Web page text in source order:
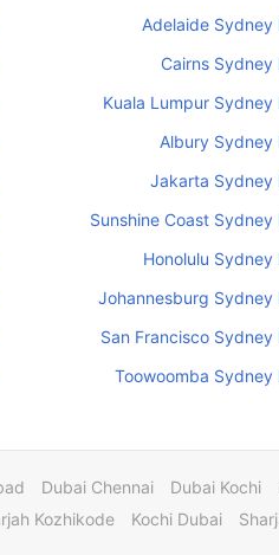
Adelaide Sydney
Cairns Sydney
Kuala Lumpur Sydney
Albury Sydney
Jakarta Sydney
Sunshine Coast Sydney
Honolulu Sydney
Johannesburg Sydney
San Francisco Sydney
Toowoomba Sydney
Dubai Kochi
Dubai Chennai
Kochi Dubai
Kozhikode